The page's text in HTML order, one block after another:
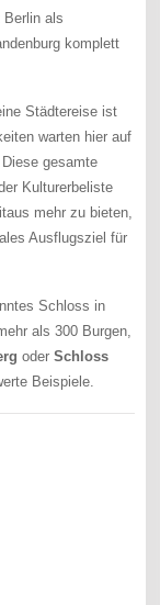
Berlin als
komplett
Städtereise ist
warten hier auf
Diese gesamte
Kulturerbeliste
mehr zu bieten,
Ausflugsziel für
Schloss in
als 300 Burgen,
oderSchloss
Beispiele.